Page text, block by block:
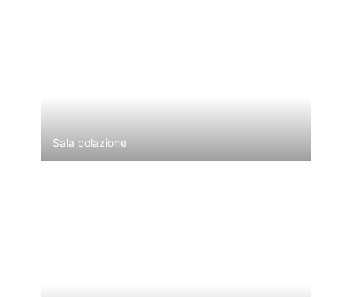
Sala colazione